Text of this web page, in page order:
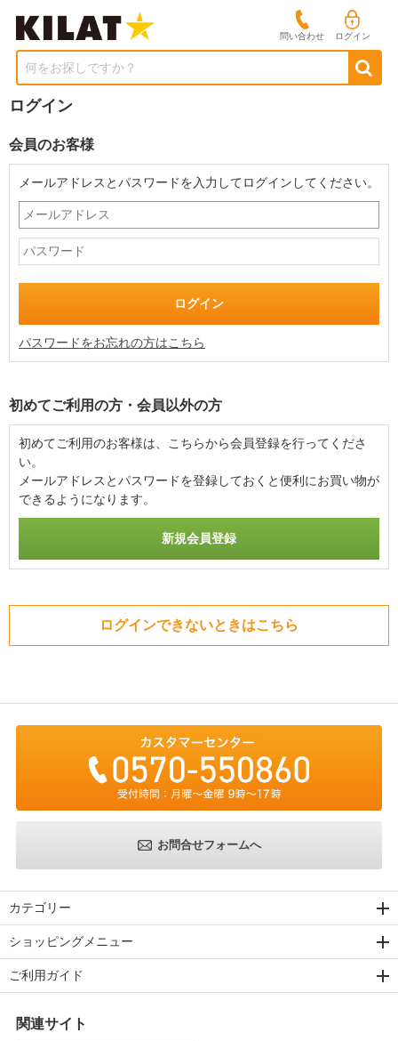
問い合わせ ログイン
何をお探しですか？
ログイン
会員のお客様
メールアドレスとパスワードを入力してログインしてください。
パスワードをお忘れの方はこちら
初めてご利用の方・会員以外の方
初めてご利用のお客様は、こちらから会員登録を行ってくださ
い。
メールアドレスとパスワードを登録しておくと便利にお買い物が
できるようになります。
ログインできないときはこちら
お問合せフォームへ
カテゴリー
ショッピングメニュー
ご利用ガイド
関連サイト